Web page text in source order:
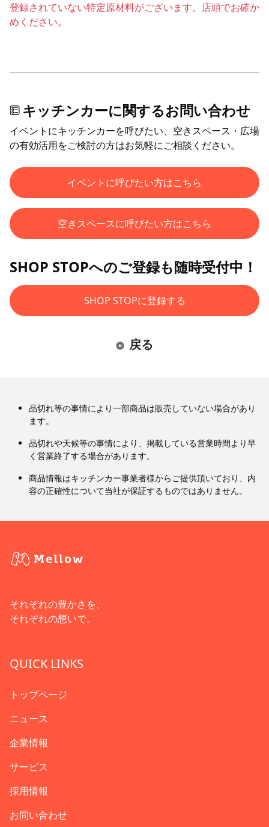
登録されていない特定原材料がございます。店頭でお確か
めください。
キッチンカーに関するお問い合わせ
イベントにキッチンカーを呼びたい、空きスペース・広場
の有効活用をご検討の方はお気軽にご相談ください。
イベントに呼びたい方はこちら
空きスペースに呼びたい方はこちら
SHOP STOPへのご登録も随時受付中！
SHOP STOPに登録する
戻る
品切れ等の事情により一部商品は販売していない場合があり
ます。
品切れや天候等の事情により、掲載している営業時間より早
く営業終了する場合があります。
商品情報はキッチンカー事業者様からご提供頂いており、内
容の正確性について当社が保証するものではありません。
それぞれの豊かさを、
それぞれの想いで。
QUICK LINKS
トップページ
ニュース
企業情報
サービス
採用情報
お問い合わせ